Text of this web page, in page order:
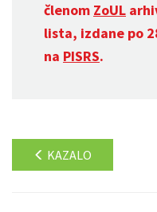
členom ZoUL
lista, izdane po
na PISRS.
KAZALO